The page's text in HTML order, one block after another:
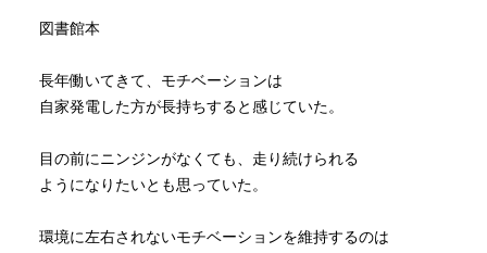
図書館本
長年働いてきて、モチベーションは
自家発電した方が長持ちすると感じていた。
目の前にニンジンがなくても、走り続けられる
ようになりたいとも思っていた。
環境に左右されないモチベーションを維持するのは